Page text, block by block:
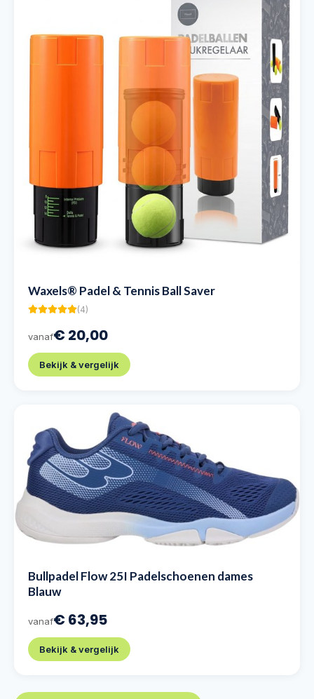
Waxels® Padel & Tennis Ball Saver
(4)
vanaf€ 20,00
Bekijk & vergelijk
Bullpadel Flow 25I Padelschoenen dames
Blauw
vanaf€ 63,95
Bekijk & vergelijk